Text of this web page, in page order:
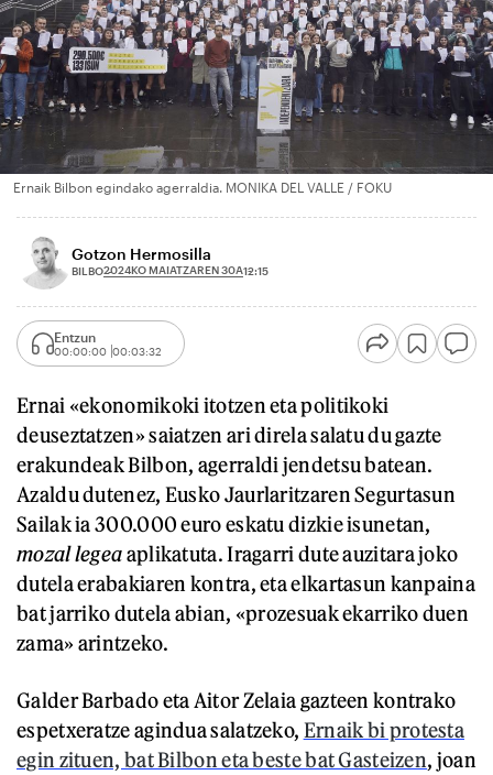
Ernaik Bilbon egindako agerraldia. MONIKA DEL VALLE / FOKU
Gotzon Hermosilla
BILBO2024KO MAIATZAREN 30A12:15
Entzun
00:00:00 00:03:32
Ernai «ekonomikoki itotzen eta politikoki
deuseztatzen» saiatzen ari direla salatu du gazte
erakundeak Bilbon, agerraldi jendetsu batean.
Azaldu dutenez, Eusko Jaurlaritzaren Segurtasun
Sailak ia 300.000 euro eskatu dizkie isunetan,
mozal legeaaplikatuta. Iragarri dute auzitara joko
dutela erabakiaren kontra, eta elkartasun kanpaina
bat jarriko dutela abian, «prozesuak ekarriko duen
zama» arintzeko.
Galder Barbado eta Aitor Zelaia gazteen kontrako
espetxeratze agindua salatzeko, Ernaik bi protesta
egin zituen, bat Bilbon eta beste bat Gasteizen, joan